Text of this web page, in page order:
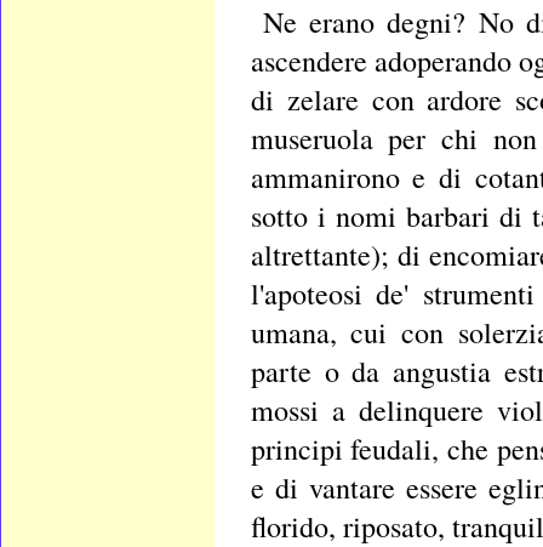
Ne erano degni? No
ascendere adoperando
di zelare con ardore
museruola per chi
ammanirono e di
sotto i nomi barbari di
altrettante); di
l'apoteosi de'
umana, cui con
parte o da angustia
mossi a delinquere
principi feudali, che
e di vantare essere
florido, riposato,